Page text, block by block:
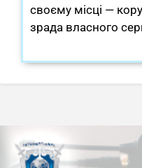
своєму місці —
зрада власного